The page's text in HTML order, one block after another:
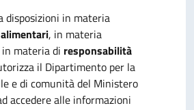
disposizioni in materia
, in materia
materia di responsabilità
il Dipartimento per la
e di comunità del Ministero
accedere alle informazioni